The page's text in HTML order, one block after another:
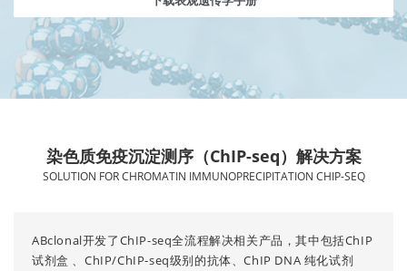
染色质免疫沉淀测序（ChIP-seq）解决方案
SOLUTION FOR CHROMATIN IMMUNOPRECIPITATION CHIP-SEQ
ABclonal开发了ChIP-seq全流程解决相关产品，其中包括ChIP
试剂盒 、ChIP/ChIP-seq级别的抗体、ChIP DNA 纯化试剂